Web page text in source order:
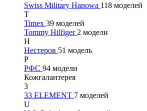
Swiss Military Hanowa 118 моделей
T
Timex 39 моделей
Tommy Hilfiger 2 модели
Н
Нестеров 51 модель
Р
РФС 94 модели
Кожгалантерея
3
33 ELEMENT 7 моделей
U